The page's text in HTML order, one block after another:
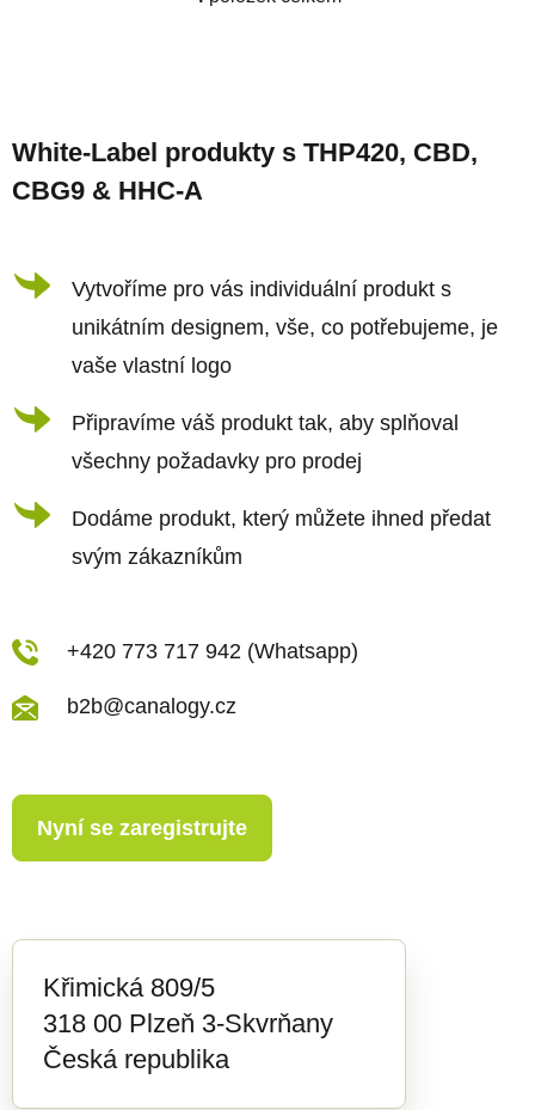
O
d
p
r
k
y
v
ý
u
á
p
a
White-Label produkty s THP420, CBD,
CBG9 & HHC-A
Vytvoříme pro vás individuální produkt s
unikátním designem, vše, co potřebujeme, je
vaše vlastní logo
Připravíme váš produkt tak, aby splňoval
všechny požadavky pro prodej
Dodáme produkt, který můžete ihned předat
svým zákazníkům
+420 773 717 942 (Whatsapp)
b2b@canalogy.cz
Nyní se zaregistrujte
Křimická 809/5
318 00 Plzeň 3-Skvrňany
Česká republika